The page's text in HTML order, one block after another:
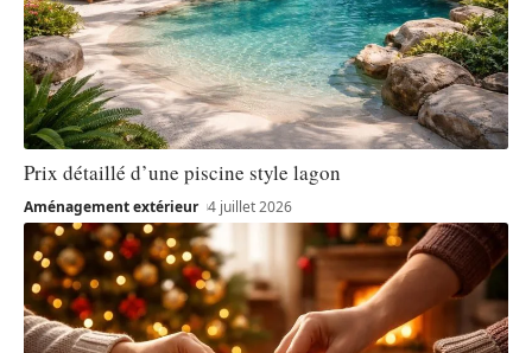
Prix détaillé d’une piscine style lagon
Aménagement extérieur 4 juillet 2026